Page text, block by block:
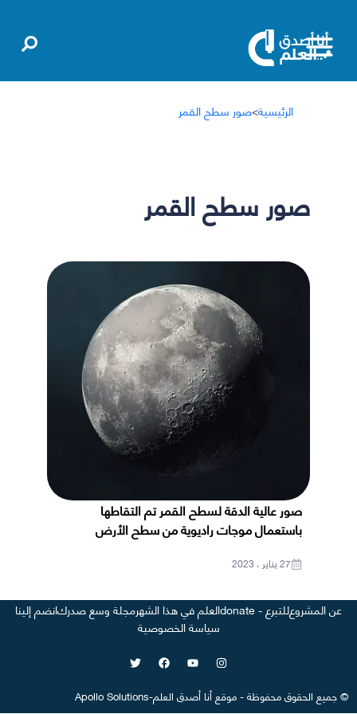
الرئيسية>صور سطح القمر
صور سطح القمر
صور عالية الدقة لسطح القمر تم التقاطها
باستعمال موجات راديوية من سطح الأرض
27 يناير ، 2023
عن المشروعللتبرع - donate العلم في هذا الشهرمجلة وسع صدركانضم إلينا
سياسة الخصوصية
©جميع الحقوق محفوظة-موقعأنا أصدق العلم-
Apollo Solutions